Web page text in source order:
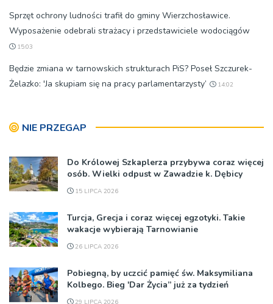
Sprzęt ochrony ludności trafił do gminy Wierzchosławice.
Wyposażenie odebrali strażacy i przedstawiciele wodociągów
15:03
Będzie zmiana w tarnowskich strukturach PiS? Poseł Szczurek-
Żelazko: 'Ja skupiam się na pracy parlamentarzysty’
14:02
NIE PRZEGAP
Do Królowej Szkaplerza przybywa coraz więcej
osób. Wielki odpust w Zawadzie k. Dębicy
15 LIPCA 2026
Turcja, Grecja i coraz więcej egzotyki. Takie
wakacje wybierają Tarnowianie
26 LIPCA 2026
Pobiegną, by uczcić pamięć św. Maksymiliana
Kolbego. Bieg 'Dar Życia” już za tydzień
29 LIPCA 2026